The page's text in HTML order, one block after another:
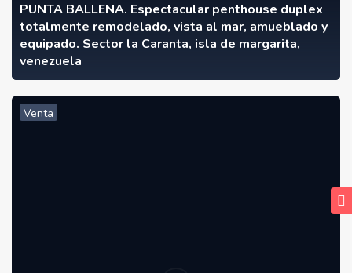
PUNTA BALLENA. Espectacular penthouse duplex
totalmente remodelado, vista al mar, amueblado y
equipado. Sector la Caranta, isla de margarita,
venezuela
Venta